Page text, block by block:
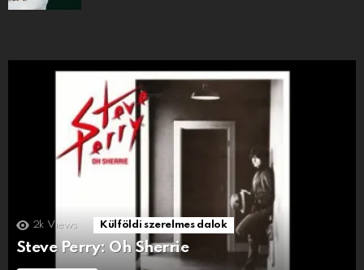
2k Views Külföldi szerelmes dalok
Steve Perry: Oh Sherrie